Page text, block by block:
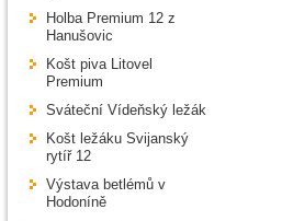
Holba Premium 12 z
Hanušovic
Košt piva Litovel
Premium
Sváteční Vídeňský ležák
Košt ležáku Svijanský
rytíř 12
Výstava betlémů v
Hodoníně